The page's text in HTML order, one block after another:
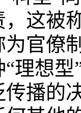
这被
为官僚
理想
播的